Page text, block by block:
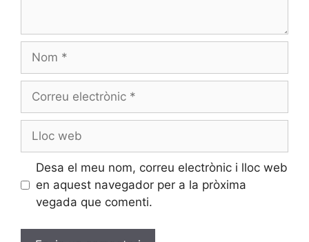
Nom
Correu
Lloc
Desa el meu nom, correu electrònic i lloc web
en aquest navegador per a la pròxima
vegada que comenti.